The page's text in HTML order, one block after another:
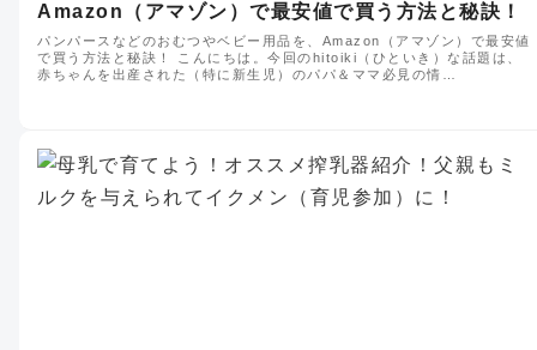
Amazon（アマゾン）で最安値で買う方法と秘訣！
パンパースなどのおむつやベビー用品を、Amazon（アマゾン）で最安値
で買う方法と秘訣！ こんにちは。今回のhitoiki（ひといき）な話題は、
赤ちゃんを出産された（特に新生児）のパパ＆ママ必見の情…